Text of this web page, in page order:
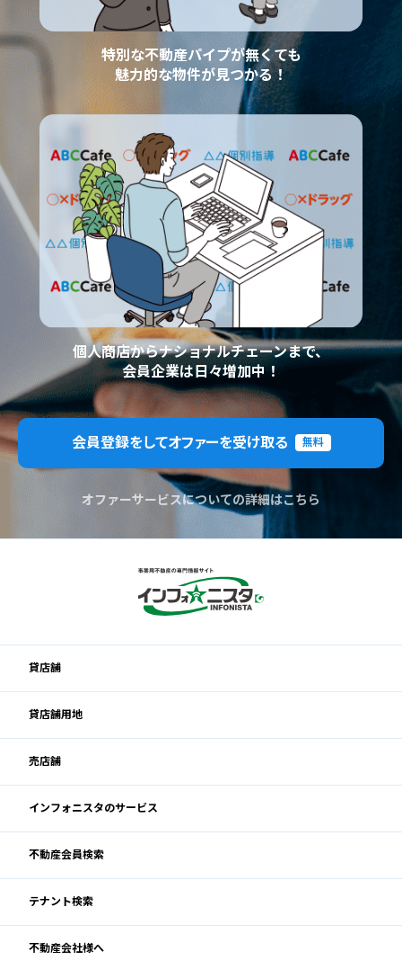
特別な不動産パイプが無くても
魅力的な物件が見つかる！
個人商店からナショナルチェーンまで、
会員企業は日々増加中！
会員登録をしてオファーを受け取る 無料
オファーサービスについての詳細はこちら
貸店舗
貸店舗用地
売店舗
インフォニスタのサービス
不動産会員検索
テナント検索
不動産会社様へ